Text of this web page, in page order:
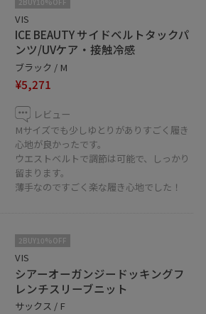
リングがあれば、ぜひお気に入り登
いします☺︎
信しています◎
VISの公式LINEです
VIS
ICE BEAUTY サイドベルトタックパ
ンツ/UVケア・接触冷感
ブラック / M
¥5,271
レビュー
Mサイズでも少しゆとりがありすごく履き
心地が良かったです。
ウエストベルトで調節は可能で、しっかり
留まります。
薄手なのですごく楽な履き心地でした！
2BUY10%OFF
VIS
シアーオーガンジードッキングフ
レンチスリーブニット
サックス / F